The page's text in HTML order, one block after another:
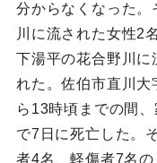
分からなくなった。
川に流された女性2
下湯平の花合野川に
れた。佐伯市直川
ら13時頃までの間
で7日に死亡した。
者4名、軽傷者7名